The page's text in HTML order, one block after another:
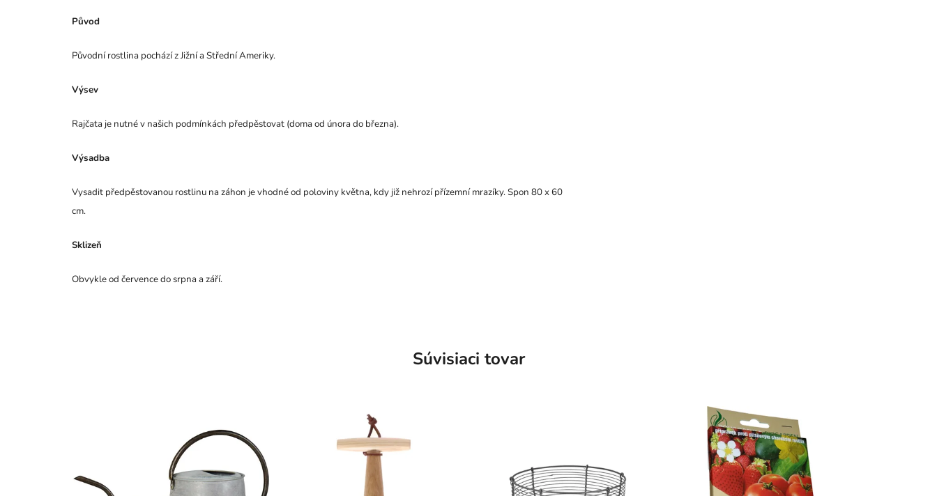
Původ
Původní rostlina pochází z Jižní a Střední Ameriky.
Výsev
Rajčata je nutné v našich podmínkách předpěstovat (doma od února do března).
Výsadba
Vysadit předpěstovanou rostlinu na záhon je vhodné od poloviny května, kdy již nehrozí přízemní mrazíky. Spon 80 x 60
cm.
Sklizeň
Obvykle od července do srpna a září.
Súvisiaci tovar